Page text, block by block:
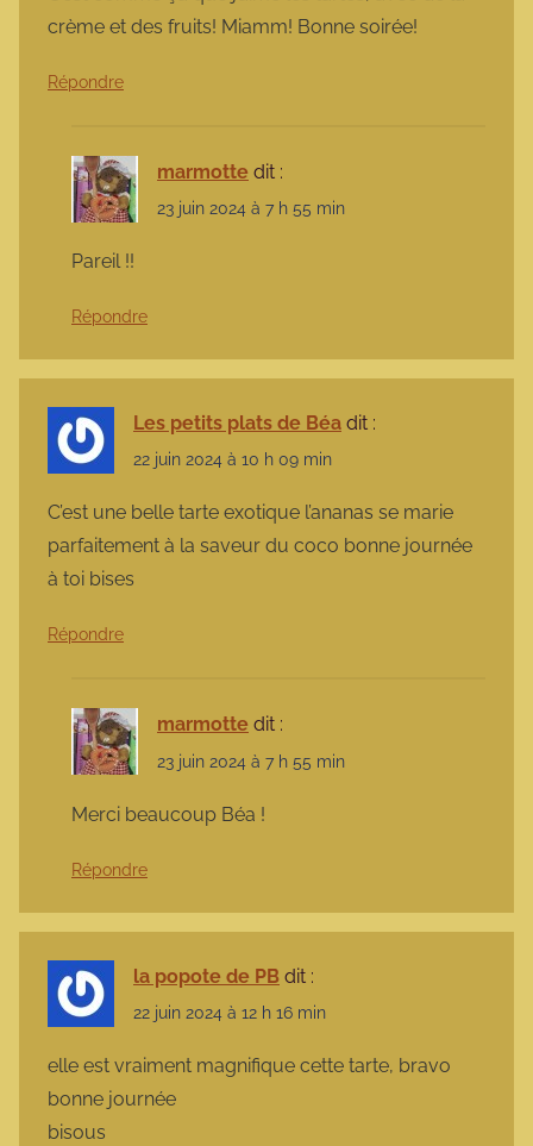
crème et des fruits! Miamm! Bonne soirée!
Répondre
marmotte dit :
23 juin 2024 à 7 h 55 min
Pareil !!
Répondre
Les petits plats de Béa dit :
22 juin 2024 à 10 h 09 min
C’est une belle tarte exotique l’ananas se marie
parfaitement à la saveur du coco bonne journée
à toi bises
Répondre
marmotte dit :
23 juin 2024 à 7 h 55 min
Merci beaucoup Béa !
Répondre
la popote de PB dit :
22 juin 2024 à 12 h 16 min
elle est vraiment magnifique cette tarte, bravo
bonne journée
bisous